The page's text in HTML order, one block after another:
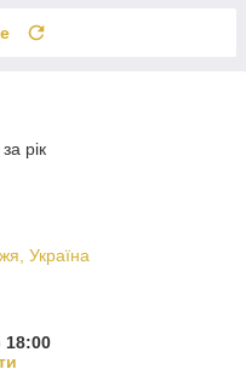
рік
Україна
18:00